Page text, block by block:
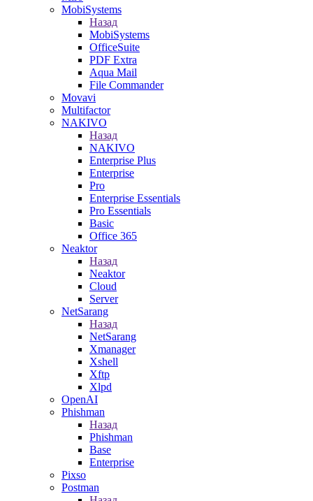
MobiSystems
Назад
MobiSystems
OfficeSuite
PDF Extra
Aqua Mail
File Commander
Movavi
Multifactor
NAKIVO
Назад
NAKIVO
Enterprise Plus
Enterprise
Pro
Enterprise Essentials
Pro Essentials
Basic
Office 365
Neaktor
Назад
Neaktor
Cloud
Server
NetSarang
Назад
NetSarang
Xmanager
Xshell
Xftp
Xlpd
OpenAI
Phishman
Назад
Phishman
Base
Enterprise
Pixso
Postman